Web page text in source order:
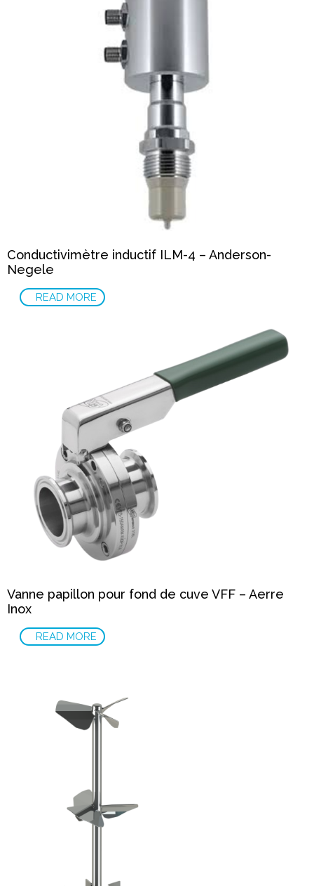
Conductivimètre inductif ILM-4 – Anderson-
Negele
READ MORE
Vanne papillon pour fond de cuve VFF – Aerre
Inox
READ MORE